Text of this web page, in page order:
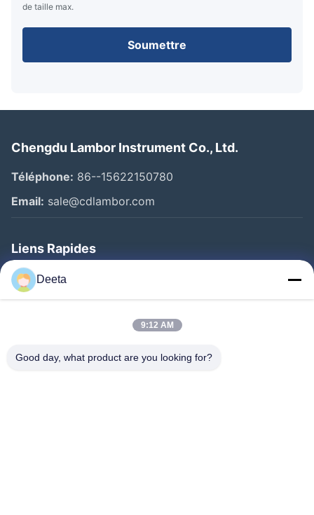
de taille max.
Soumettre
Chengdu Lambor Instrument Co., Ltd.
Téléphone: 86--15622150780
Email: sale@cdlambor.com
Liens Rapides
Aperçu
Produits
Visite D'usine
Deeta
9:12 AM
Good day, what product are you looking for?